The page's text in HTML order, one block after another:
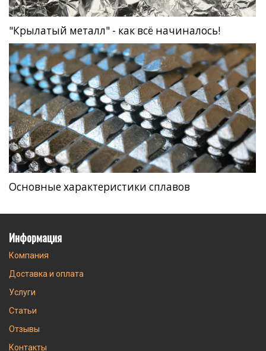
"Крылатый металл" - как всё начиналось!
Основные характеристики сплавов
Информация
Компания
Доставка и оплата
Услуги
Статьи
Отзывы
Контакты